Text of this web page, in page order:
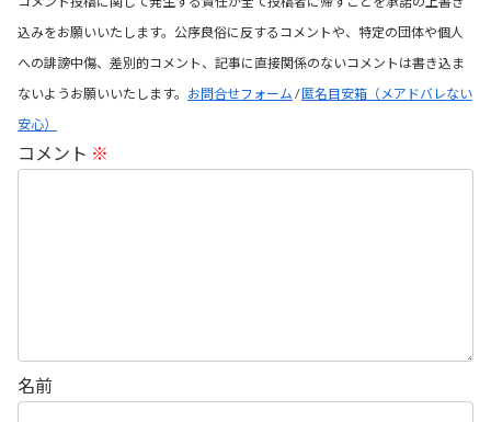
込みをお願いいたします。公序良俗に反するコメントや、特定の団体や個人
への誹謗中傷、差別的コメント、記事に直接関係のないコメントは書き込ま
ないようお願いいたします。 お問合せフォーム /匿名目安箱（メアドバレない
安心）
コメント ※
名前